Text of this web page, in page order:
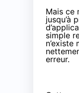
Mais ce
jusqu’à
simple
n’existe
erreur.